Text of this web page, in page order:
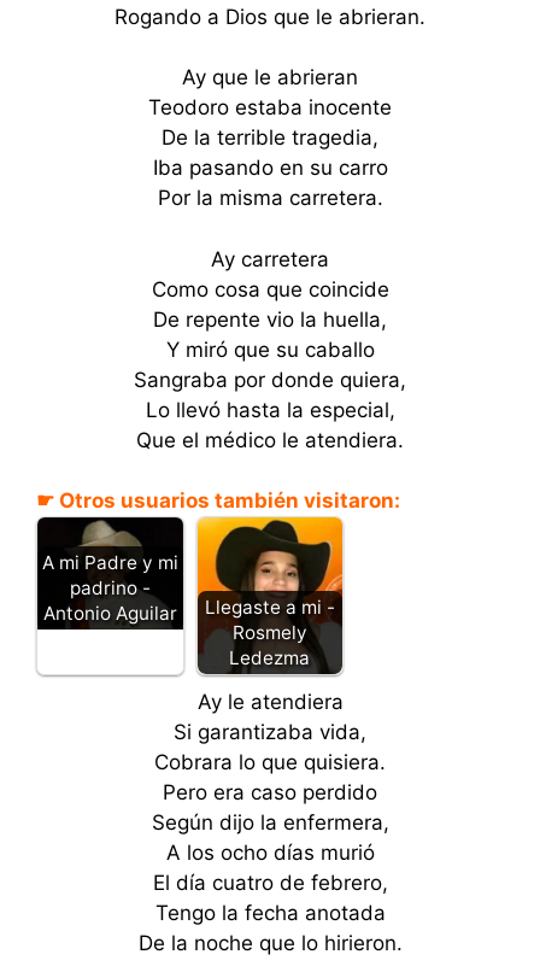
Rogando a Dios que le abrieran.
Ay que le abrieran
Teodoro estaba inocente
De la terrible tragedia,
Iba pasando en su carro
Por la misma carretera.
Ay carretera
Como cosa que coincide
De repente vio la huella,
Y miró que su caballo
Sangraba por donde quiera,
Lo llevó hasta la especial,
Que el médico le atendiera.
☛ Otros usuarios también visitaron:
A mi Padre y mi
padrino -
Antonio Aguilar
Llegaste a mi -
Rosmely
Ledezma
Ay le atendiera
Si garantizaba vida,
Cobrara lo que quisiera.
Pero era caso perdido
Según dijo la enfermera,
A los ocho días murió
El día cuatro de febrero,
Tengo la fecha anotada
De la noche que lo hirieron.